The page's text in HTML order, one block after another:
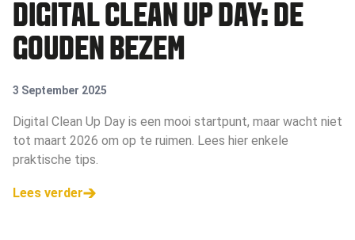
DIGITAL CLEAN UP DAY: DE
GOUDEN BEZEM
3 September 2025
Digital Clean Up Day is een mooi startpunt, maar wacht niet
tot maart 2026 om op te ruimen. Lees hier enkele
praktische tips.
Lees verder